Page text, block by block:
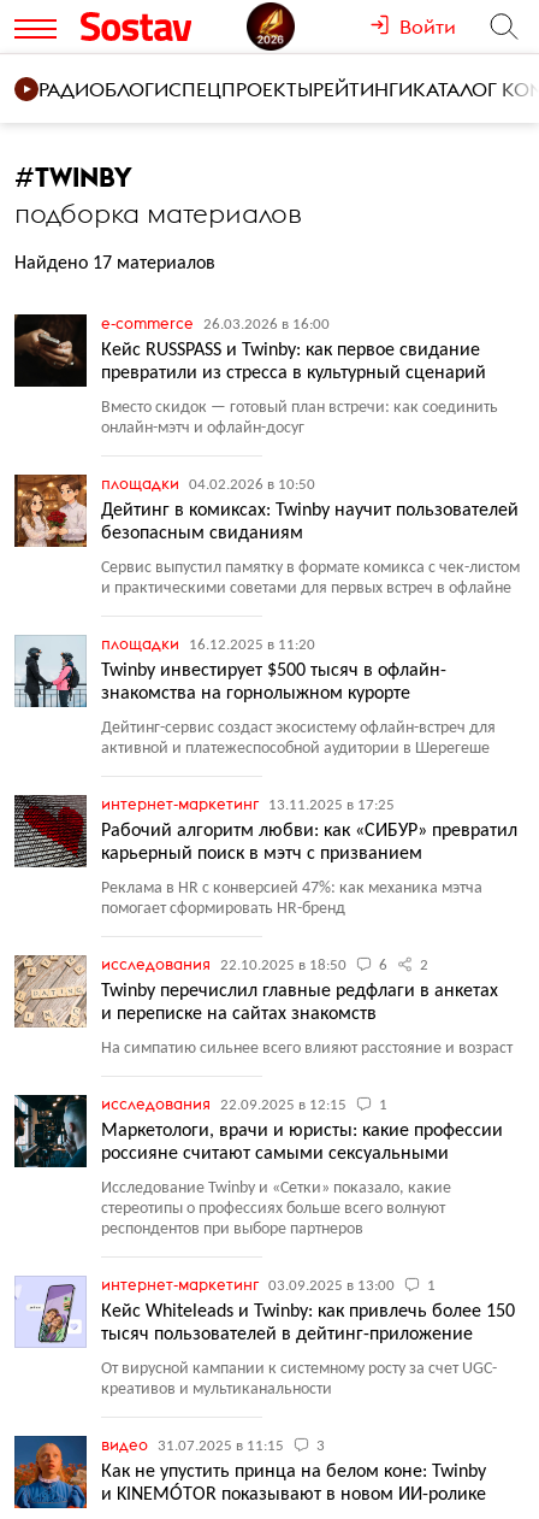
Войти
РАДИОБЛОГИСПЕЦПРОЕКТЫРЕЙТИНГИКАТАЛОГ
#TWINBY
подборка материалов
Найдено 17 материалов
e-commerce 26.03.2026 в 16:00
Кейс RUSSPASS и Twinby: как первое свидание
превратили из стресса в культурный сценарий
Вместо скидок — готовый план встречи: как соединить
онлайн-мэтч и офлайн-досуг
площадки 04.02.2026 в 10:50
Дейтинг в комиксах: Twinby научит пользователей
безопасным свиданиям
Сервис выпустил памятку в формате комикса с чек-листом
и практическими советами для первых встреч в офлайне
площадки 16.12.2025 в 11:20
Twinby инвестирует $500 тысяч в офлайн-
знакомства на горнолыжном курорте
Дейтинг-сервис создаст экосистему офлайн-встреч для
активной и платежеспособной аудитории в Шерегеше
интернет-маркетинг 13.11.2025 в 17:25
Рабочий алгоритм любви: как «СИБУР» превратил
карьерный поиск в мэтч с призванием
Реклама в HR с конверсией 47%: как механика мэтча
помогает сформировать HR-бренд
исследования 22.10.2025 в 18:50 6 2
Twinby перечислил главные редфлаги в анкетах
и переписке на сайтах знакомств
На симпатию сильнее всего влияют расстояние и возраст
исследования 22.09.2025 в 12:15 1
Маркетологи, врачи и юристы: какие профессии
россияне считают самыми сексуальными
Исследование Twinby и «Сетки» показало, какие
стереотипы о профессиях больше всего волнуют
респондентов при выборе партнеров
интернет-маркетинг 03.09.2025 в 13:00 1
Кейс Whiteleads и Twinby: как привлечь более 150
тысяч пользователей в дейтинг-приложение
От вирусной кампании к системному росту за счет UGC-
креативов и мультиканальности
видео 31.07.2025 в 11:15 3
Как не упустить принца на белом коне: Twinby
и KINEMÓTOR показывают в новом ИИ-ролике